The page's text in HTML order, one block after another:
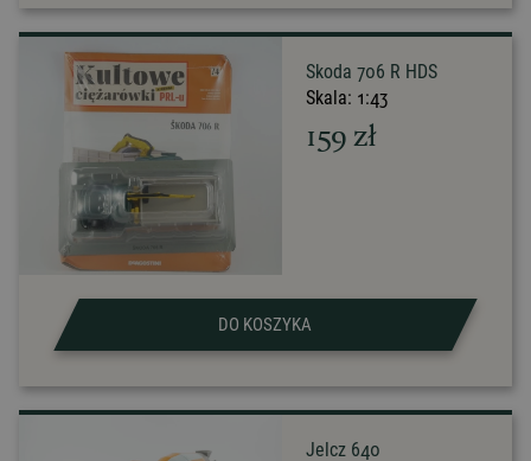
Skoda 706 R HDS
Skala: 1:43
159 zł
DO KOSZYKA
Jelcz 640